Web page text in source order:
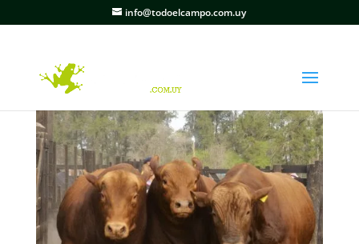
info@todoelcampo.com.uy